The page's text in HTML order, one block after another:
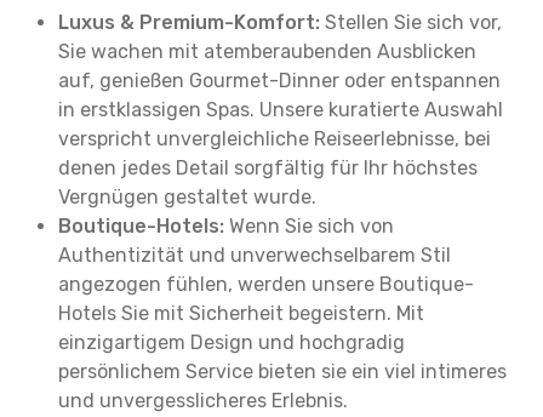
Luxus & Premium-Komfort: Stellen Sie sich vor,
Sie wachen mit atemberaubenden Ausblicken
auf, genießen Gourmet-Dinner oder entspannen
in erstklassigen Spas. Unsere kuratierte Auswahl
verspricht unvergleichliche Reiseerlebnisse, bei
denen jedes Detail sorgfältig für Ihr höchstes
Vergnügen gestaltet wurde.
Boutique-Hotels: Wenn Sie sich von
Authentizität und unverwechselbarem Stil
angezogen fühlen, werden unsere Boutique-
Hotels Sie mit Sicherheit begeistern. Mit
einzigartigem Design und hochgradig
persönlichem Service bieten sie ein viel intimeres
und unvergesslicheres Erlebnis.